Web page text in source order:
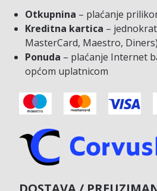
Otkupnina – plaćanje
Kreditna kartica –
MasterCard, Maestro, Diners)
Ponuda – plaćanje Internet
općom uplatnicom